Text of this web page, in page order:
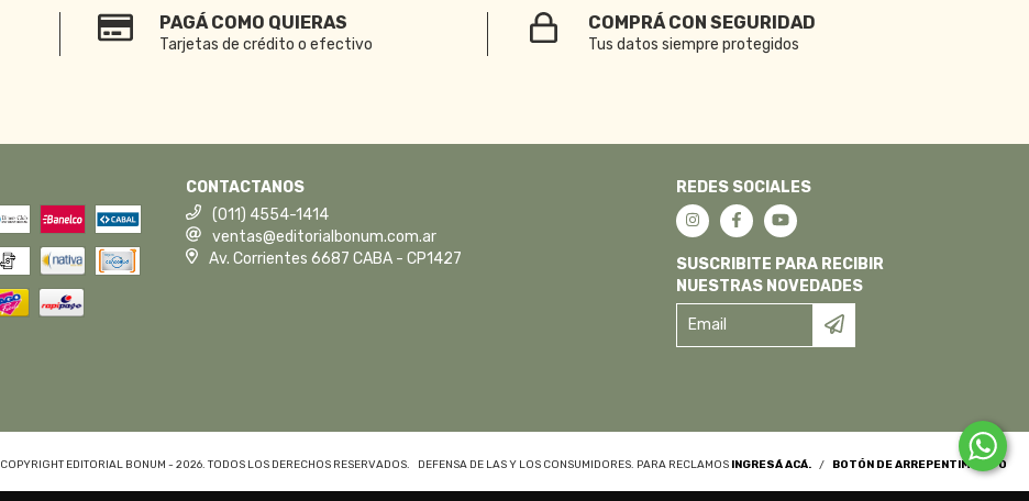
PAGÁ COMO QUIERAS
Tarjetas de crédito o efectivo
COMPRÁ CON SEGURIDAD
Tus datos siempre protegidos
CONTACTANOS
(011) 4554-1414
ventas@editorialbonum.com.ar
Av. Corrientes 6687 CABA - CP1427
REDES SOCIALES
SUSCRIBITE PARA RECIBIR
NUESTRAS NOVEDADES
COPYRIGHT EDITORIAL BONUM - 2026. TODOS LOS DERECHOS RESERVADOS. DEFENSA DE LAS Y LOS CONSUMIDORES. PARA RECLAMOS INGRESÁ ACÁ. / BOTÓN DE ARREPENTIMIENTO